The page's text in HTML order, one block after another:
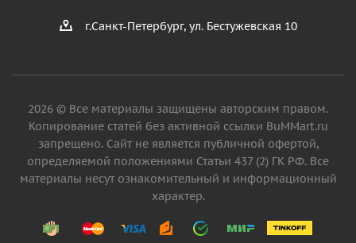
г.Санкт-Петербург, ул. Бестужевская 10
2026 © Все материалы защищены авторским правом.
Копирование статей без активной ссылки BuMMart.ru
запрещено. Сайт не является публичной офертой,
определяемой положениями Статьи 437 (2) ГК РФ. Все
материалы несут ознакомительный и информационный
характер.